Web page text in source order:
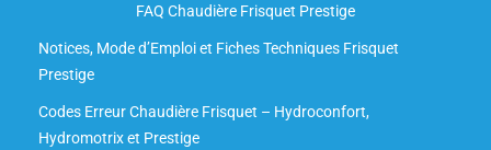
FAQ Chaudière Frisquet Prestige
Notices, Mode d’Emploi et Fiches Techniques Frisquet
Prestige
Codes Erreur Chaudière Frisquet – Hydroconfort,
Hydromotrix et Prestige